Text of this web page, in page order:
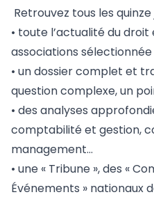
Retrouvez tous les quinze
• toute l’actualité du
associations
• un dossier complet et
question complexe, un
• des analyses
comptabilité et gestion,
management…
• une « Tribune », des «
Événements » nationaux